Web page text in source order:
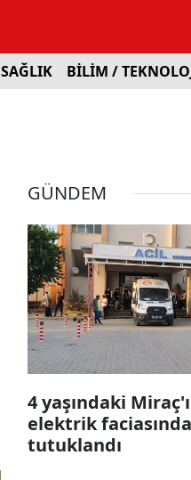
SAĞLIK BİLİM /
GÜNDEM
4 yaşındaki
elektrik
tutuklandı